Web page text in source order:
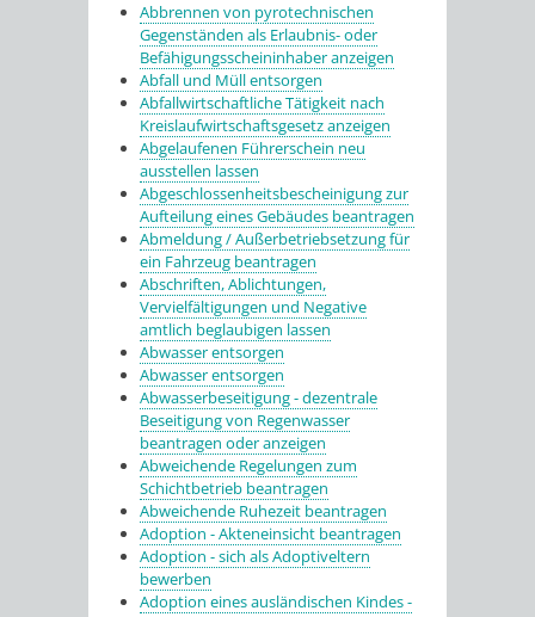
Abbrennen von pyrotechnischen
Gegenständen als Erlaubnis- oder
Befähigungsscheininhaber anzeigen
Abfall und Müll entsorgen
Abfallwirtschaftliche Tätigkeit nach
Kreislaufwirtschaftsgesetz anzeigen
Abgelaufenen Führerschein neu
ausstellen lassen
Abgeschlossenheitsbescheinigung zur
Aufteilung eines Gebäudes beantragen
Abmeldung / Außerbetriebsetzung für
ein Fahrzeug beantragen
Abschriften, Ablichtungen,
Vervielfältigungen und Negative
amtlich beglaubigen lassen
Abwasser entsorgen
Abwasser entsorgen
Abwasserbeseitigung - dezentrale
Beseitigung von Regenwasser
beantragen oder anzeigen
Abweichende Regelungen zum
Schichtbetrieb beantragen
Abweichende Ruhezeit beantragen
Adoption - Akteneinsicht beantragen
Adoption - sich als Adoptiveltern
bewerben
Adoption eines ausländischen Kindes -